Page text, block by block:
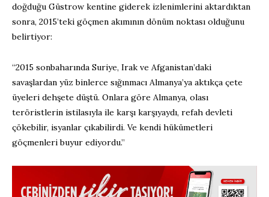
doğduğu Güstrow kentine giderek izlenimlerini aktardıktan
sonra, 2015’teki göçmen akımının dönüm noktası olduğunu
belirtiyor:
“2015 sonbaharında Suriye, Irak ve Afganistan’daki
savaşlardan yüz binlerce sığınmacı Almanya’ya aktıkça çete
üyeleri dehşete düştü. Onlara göre Almanya, olası
teröristlerin istilasıyla ile karşı karşıyaydı, refah devleti
çökebilir, isyanlar çıkabilirdi. Ve kendi hükümetleri
göçmenleri buyur ediyordu.”